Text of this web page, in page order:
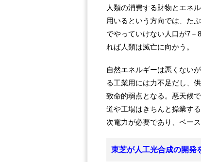
人類の消費する財物とエネ
用いるという方向では、た
でやっていけない人口が7
れば人類は滅亡に向かう。
自然エネルギーは悪くない
る工業用には力不足だし、
致命的弱点となる。悪天候
道や工場はきちんと操業す
次電力が必要であり、ベー
東芝が人工光合成の開発